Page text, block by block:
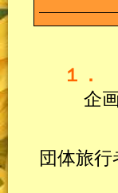
１．
企
団体旅